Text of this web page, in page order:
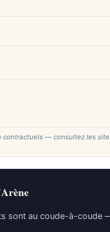
contractuels — consultez les
sont au coude-à-coude